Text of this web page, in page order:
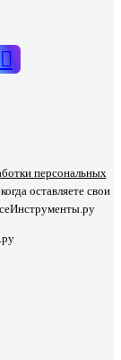
персональных
оставляете свои